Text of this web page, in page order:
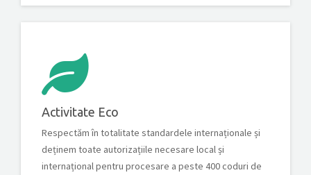
Activitate Eco
Respectăm în totalitate standardele internaționale și
deținem toate autorizațiile necesare local și
internațional pentru procesare a peste 400 coduri de